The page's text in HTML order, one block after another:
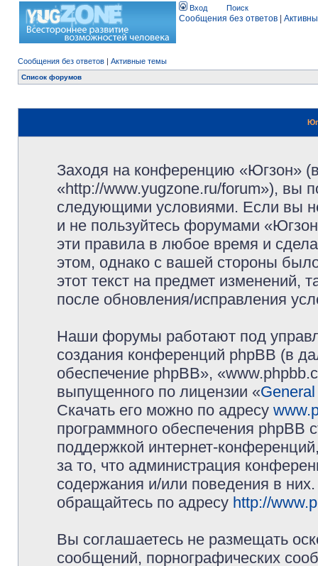
Вход Поиск
Сообщения без ответов
Сообщения без ответов | Активные темы
Список форумов
Заходя на конференцию «Югзон»
«http://www.yugzone.ru/forum»), вы
следующими условиями. Если вы
и не пользуйтесь форумами
эти правила в любое время и
этом, однако с вашей стороны
этот текст на предмет изменений,
после обновления/исправления
Наши форумы работают под
создания конференций phpBB (в
обеспечение phpBB»,
выпущенного по лицензии «
Скачать его можно по адресу
программного обеспечения phpBB
поддержкой интернет-
за то, что администрация
содержания и/или поведения в
обращайтесь по адресу http://
Вы соглашаетесь не размещать
сообщений, порнографических